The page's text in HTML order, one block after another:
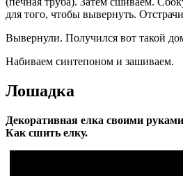
для того, чтобы вывернуть.
Вывернули. Получился вот такой
Набиваем синтепоном и зашиваем.
Лошадка
Декоративная елка своими
Как сшить елку.